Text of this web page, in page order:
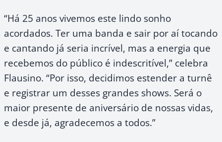
“Há 25 anos vivemos este lindo sonho
acordados. Ter uma banda e sair por aí tocando
e cantando já seria incrível, mas a energia que
recebemos do público é indescritível,” celebra
Flausino. “Por isso, decidimos estender a turnê
e registrar um desses grandes shows. Será o
maior presente de aniversário de nossas vidas,
e desde já, agradecemos a todos.”